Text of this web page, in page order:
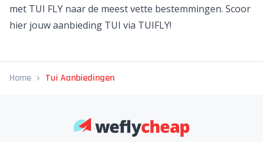
met TUI FLY naar de meest vette bestemmingen. Scoor
hier jouw aanbieding TUI via TUIFLY!
Home Tui Aanbiedingen